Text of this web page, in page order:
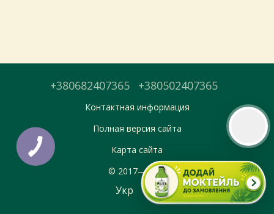
+380682407365 +380502407365
Контактная информация
Полная версия сайта
Карта сайта
© 2017—2026
Укр Рус
Перейти до оформлення
День доставки обираєте під час оформлення.